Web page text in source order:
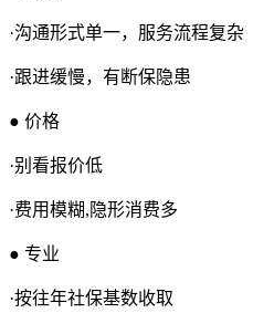
·沟通形式单一，服务流程复杂
·跟进缓慢，有断保隐患
● 价格
·别看报价低
·费用模糊,隐形消费多
● 专业
·按往年社保基数收取